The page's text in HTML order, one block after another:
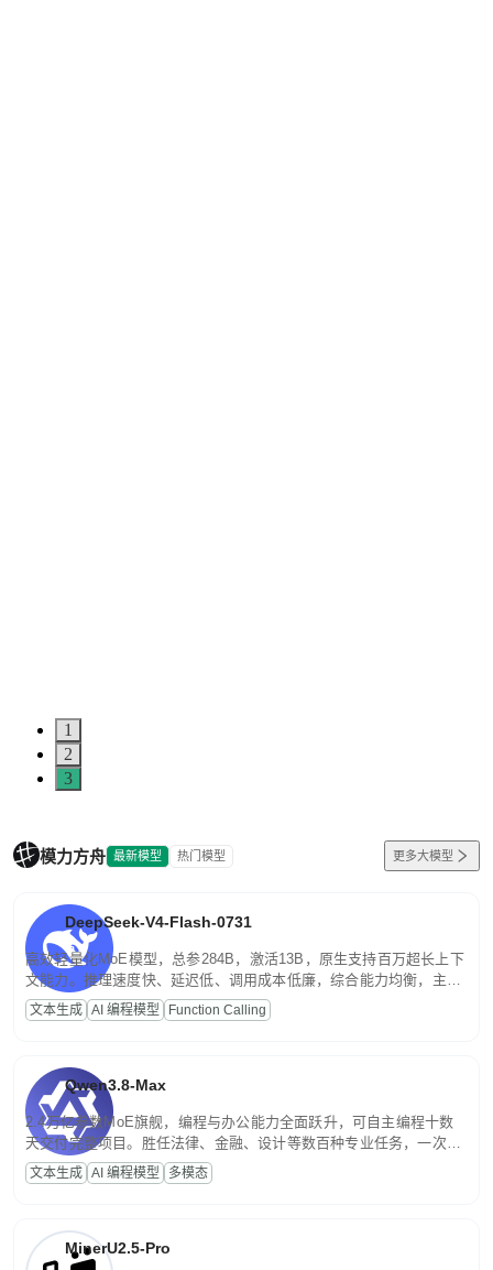
1
2
3
模力方舟 最新模型 热门模型 更多大模型
DeepSeek-V4-Flash-0731
高效轻量化MoE模型，总参284B，激活13B，原生支持百万超长上下
文能力。推理速度快、延迟低、调用成本低廉，综合能力均衡，主打
高并发、轻量化任务，适合日常对话、内容创作、基础 RAG、批量
文案处理等普惠刚需场景。
文本生成 AI 编程模型 Function Calling
Qwen3.8-Max
2.4万亿参数MoE旗舰，编程与办公能力全面跃升，可自主编程十数
天交付完整项目。胜任法律、金融、设计等数百种专业任务，一次对
话端到端交付生产级成果。原生视觉理解贯穿规划、执行与验证全流
程，支持超长文档与长视频的深度语义解析。长程任务中自主规划与
文本生成 AI 编程模型 多模态
MinerU2.5-Pro